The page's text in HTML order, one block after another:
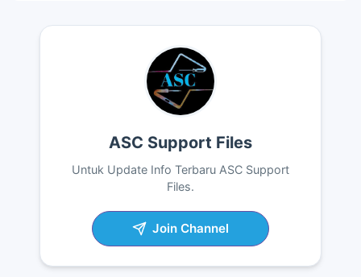
ASC Support Files
Untuk Update Info Terbaru ASC Support
Files.
Join Channel